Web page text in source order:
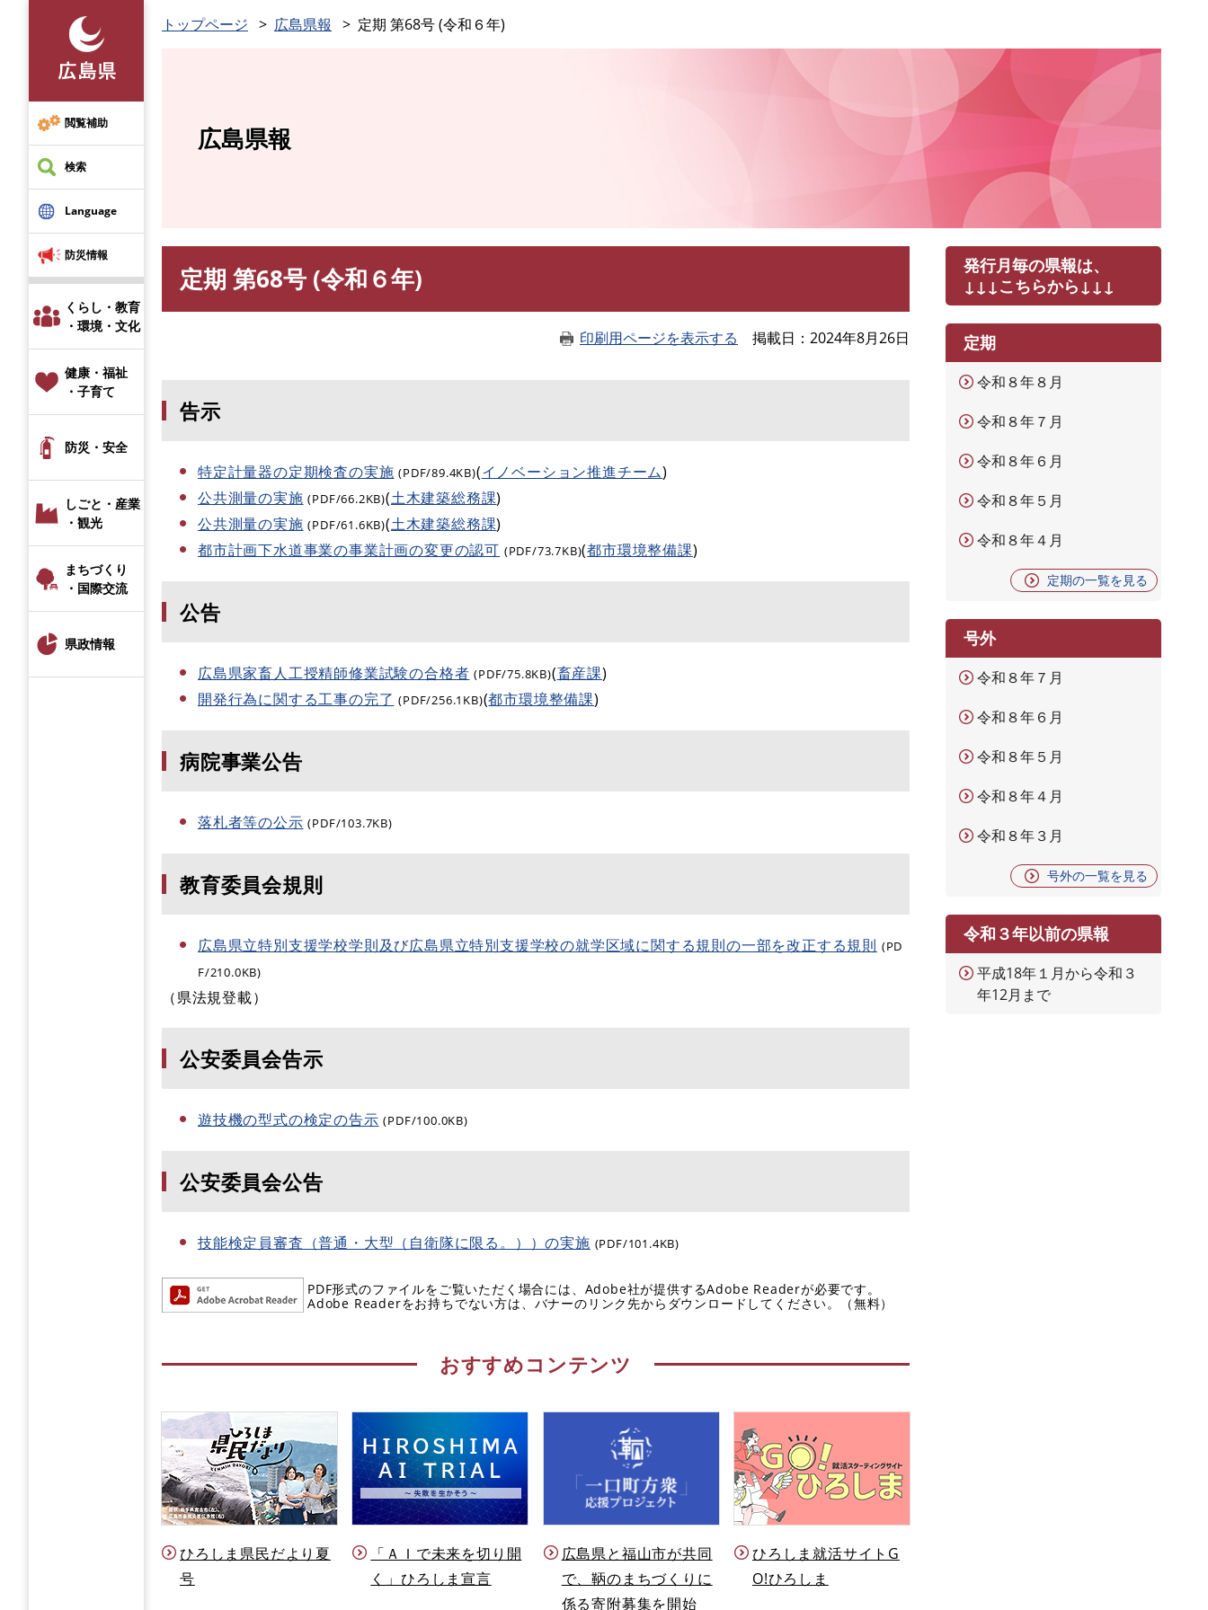
先
頭
で
す
閲覧補助
検索
Language
防災情報
くらし・教育
・環境・文化
健康・福祉
・子育て
防災・安全
しごと・産業
・観光
まちづくり
・国際交流
県政情報
トップページ 広島県報 定期 第68号 (令和６年)
広島県報
定期 第68号 (令和６年)
印刷用ページを表示する 掲載日 2024年8月26日
告示
特定計量器の定期検査の実施 (PDF/89.4KB)(イノベーション推進チーム)
公共測量の実施 (PDF/66.2KB)(土木建築総務課)
公共測量の実施 (PDF/61.6KB)(土木建築総務課)
都市計画下水道事業の事業計画の変更の認可 (PDF/73.7KB)(都市環境整備課)
公告
広島県家畜人工授精師修業試験の合格者 (PDF/75.8KB)(畜産課)
開発行為に関する工事の完了 (PDF/256.1KB)(都市環境整備課)
病院事業公告
落札者等の公示 (PDF/103.7KB)
教育委員会規則
広島県立特別支援学校学則及び広島県立特別支援学校の就学区域に関する規則の一部を改正する規則 (PD
F/210.0KB)
（県法規登載）
公安委員会告示
遊技機の型式の検定の告示 (PDF/100.0KB)
公安委員会公告
技能検定員審査（普通・大型（自衛隊に限る。））の実施 (PDF/101.4KB)
PDF形式のファイルをご覧いただく場合には、Adobe社が提供するAdobe Readerが必要です。
Adobe Readerをお持ちでない方は、バナーのリンク先からダウンロードしてください。（無料）
おすすめコンテンツ
ひろしま県民だより夏
号
「ＡＩで未来を切り開
く」ひろしま宣言
広島県と福山市が共同
で、鞆のまちづくりに
係る寄附募集を開始
ひろしま就活サイトG
O!ひろしま
発行月毎の県報は、
↓↓↓こちらから↓↓↓
定期
令和８年８月
令和８年７月
令和８年６月
令和８年５月
令和８年４月
定期の一覧を見る
号外
令和８年７月
令和８年６月
令和８年５月
令和８年４月
令和８年３月
号外の一覧を見る
令和３年以前の県報
平成18年１月から令和３
年12月まで